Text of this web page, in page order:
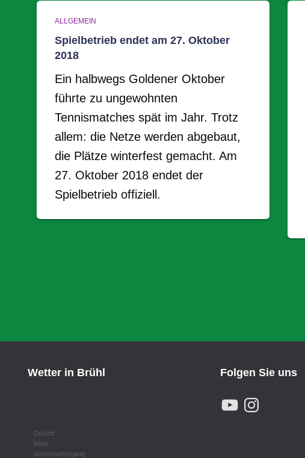
ALLGEMEIN
Spielbetrieb endet am 27. Oktober
2018
Ein halbwegs Goldener Oktober
führte zu ungewohnten
Tennismatches spät im Jahr. Trotz
allem: die Netze werden abgebaut,
die Plätze winterfest gemacht. Am
27. Oktober 2018 endet der
Spielbetrieb offiziell.
Wetter in Brühl
,
Gefühlt:
Wind:
Sonnenuntergang:
Folgen Sie uns
Y
O
N